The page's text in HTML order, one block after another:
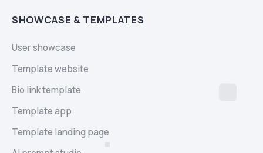
SHOWCASE & TEMPLATES
User showcase
Template website
Bio link template
Template app
Template landing page